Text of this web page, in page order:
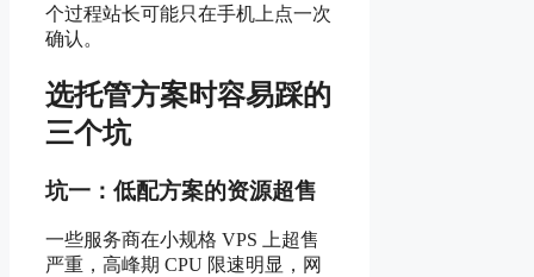
个过程站长可能只在手机上点一次
确认。
选托管方案时容易踩的
三个坑
坑一：低配方案的资源超售
一些服务商在小规格 VPS 上超售
严重，高峰期 CPU 限速明显，网